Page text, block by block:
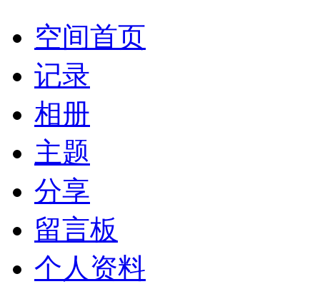
空间首页
记录
相册
主题
分享
留言板
个人资料